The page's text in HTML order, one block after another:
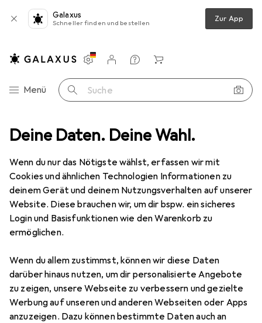
Deine Daten. Deine Wahl.
Wenn du nur das Nötigste wählst, erfassen wir mit
Cookies und ähnlichen Technologien Informationen zu
deinem Gerät und deinem Nutzungsverhalten auf unserer
Website. Diese brauchen wir, um dir bspw. ein sicheres
Login und Basisfunktionen wie den Warenkorb zu
ermöglichen.
Wenn du allem zustimmst, können wir diese Daten
darüber hinaus nutzen, um dir personalisierte Angebote
zu zeigen, unsere Webseite zu verbessern und gezielte
Werbung auf unseren und anderen Webseiten oder Apps
anzuzeigen. Dazu können bestimmte Daten auch an
Galaxus
Schneller finden und bestellen Zur App
Navigation nach Kategorien
Menü Suche
Einstellungen
Kundenkonto
Vergleichslisten
Merklisten
Warenkorb
Superdiet
Kategorien anzeigen